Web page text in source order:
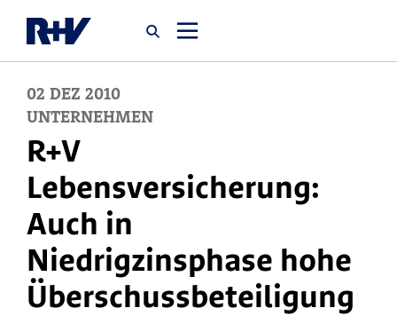
Startseite
Über uns
Karriere
Jobsuche
02 DEZ 2010
UNTERNEHMEN
R+V
Lebensversicherung:
Auch in
Niedrigzinsphase hohe
Überschussbeteiligung